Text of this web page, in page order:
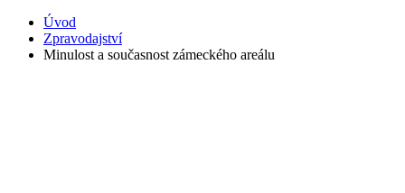
Úvod
Zpravodajství
Minulost a současnost zámeckého areálu